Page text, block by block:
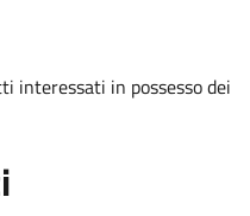
interessati in possesso dei